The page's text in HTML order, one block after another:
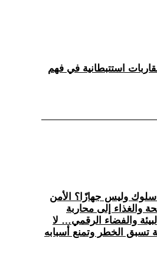
استتبطانية في فهم
سلوك وليس جهازًا؟ الأمن
والغذاء إلى محاربة
والفضاء الرقمي… لا
تسبق الخطر وتمنع أسبابه